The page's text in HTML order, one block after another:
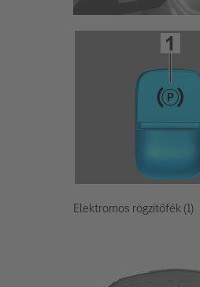
Elektromos rögzítőfék (1)